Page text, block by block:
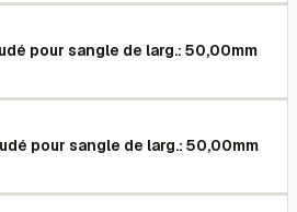
pour sangle de larg.: 50,00mm
pour sangle de larg.: 50,00mm